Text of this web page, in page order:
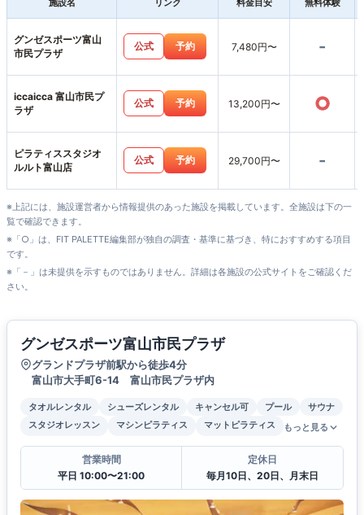
施設名 リンク 料金目安 無料体験
グンゼスポーツ富山
市民プラザ
公式 予約 7,480円〜 -
iccaicca 富山市民プ
ラザ
公式 予約 13,200円〜 ○
ピラティススタジオ
ルルト富山店
公式 予約 29,700円〜 -
※上記には、施設運営者から情報提供のあった施設を掲載しています。全施設は下の一
覧で確認できます。
※「○」は、FIT PALETTE編集部が独自の調査・基準に基づき、特におすすめする項目
です。
※「－」は未提供を示すものではありません。詳細は各施設の公式サイトをご確認くだ
さい。
グンゼスポーツ富山市民プラザ
グランドプラザ前駅から徒歩4分
富山市大手町6-14 富山市民プラザ内
タオルレンタル シューズレンタル キャンセル可 プール
サウナ
スタジオレッスン
マシンピラティス マットピラティス もっと見る
営業時間
平日 10:00〜21:00
定休日
毎月10日、20日、月末日